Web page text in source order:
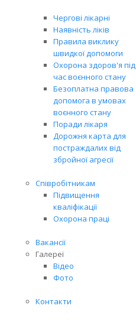
Чергові лікарні
Наявність ліків
Правила виклику
швидкої допомоги
Охорона здоров'я під
час воєнного стану
Безоплатна правова
допомога в умовах
воєнного стану
Поради лікаря
Дорожня карта для
постраждалих від
збройної агресії
Співробітникам
Підвищення
кваліфікації
Охорона праці
Вакансії
Галереї
Відео
Фото
Контакти